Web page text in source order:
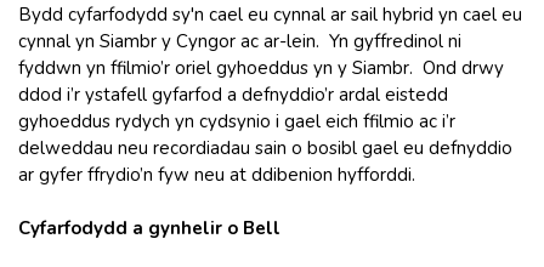
Bydd cyfarfodydd sy'n cael eu cynnal ar sail hybrid yn cael eu
cynnal yn Siambr y Cyngor ac ar-lein. Yn gyffredinol ni
fyddwn yn ffilmio’r oriel gyhoeddus yn y Siambr. Ond drwy
ddod i’r ystafell gyfarfod a defnyddio’r ardal eistedd
gyhoeddus rydych yn cydsynio i gael eich ffilmio ac i’r
delweddau neu recordiadau sain o bosibl gael eu defnyddio
ar gyfer ffrydio’n fyw neu at ddibenion hyfforddi.
Cyfarfodydd a gynhelir o Bell